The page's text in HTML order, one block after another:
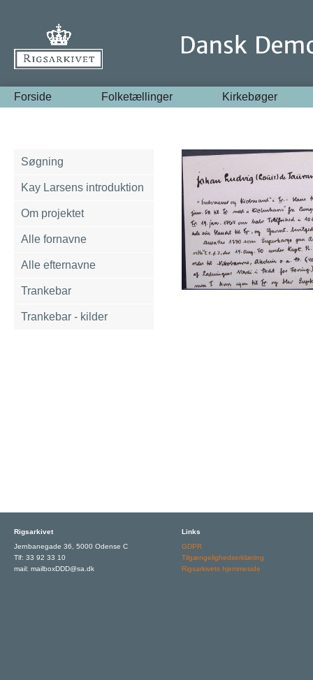
Forside Folketællinger Kirkebøger
Søgning
Kay Larsens introduktion
Om projektet
Alle fornavne
Alle efternavne
Trankebar
Trankebar - kilder
Rigsarkivet
Jernbanegade 36, 5000 Odense C
Tlf: 33 92 33 10
mail: mailboxDDD@sa.dk
Links
GDPR
Tilgængelighedserklæring
Rigsarkivets hjemmeside